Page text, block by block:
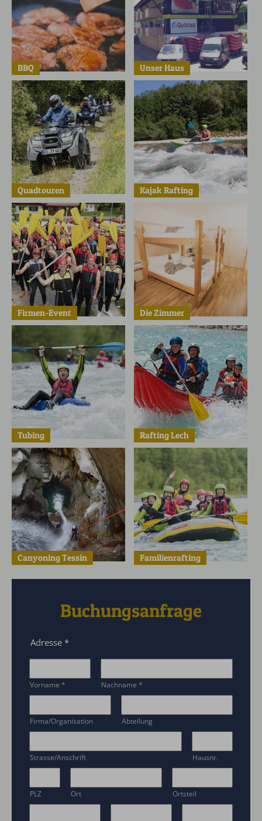
BBQ Unser Haus
Quadtouren Kajak Rafting
Firmen-Event Die Zimmer
Tubing Rafting Lech
Canyoning Tessin Familienrafting
Buchungsanfrage
Adresse*
Vorname * Nachname *
Firma/Organisation Abteilung
Strasse/Anschrift Hausnr.
PLZ Ort Ortsteil